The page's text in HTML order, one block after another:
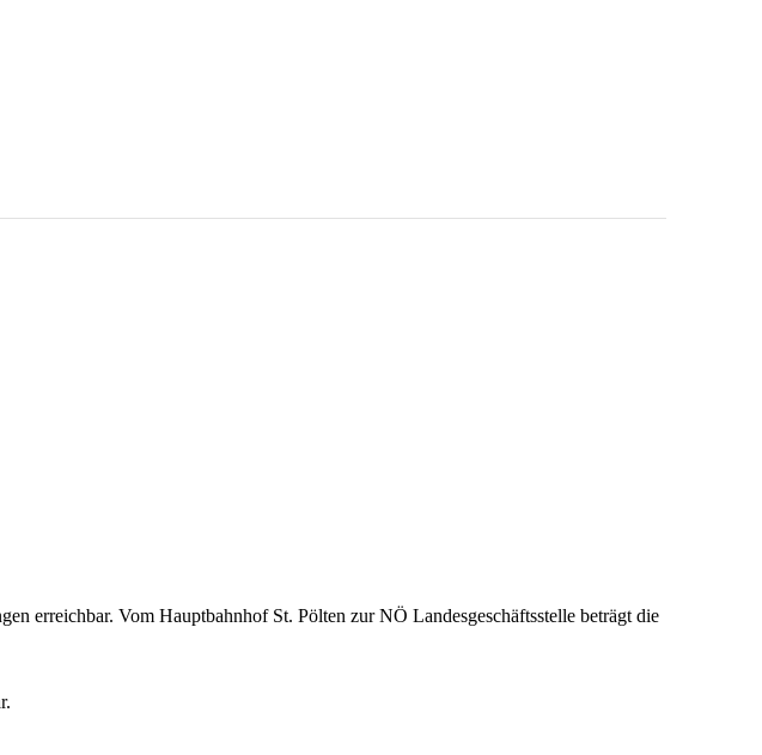
erreichbar. Vom Hauptbahnhof St. Pölten zur NÖ Landesgeschäftsstelle beträgt die